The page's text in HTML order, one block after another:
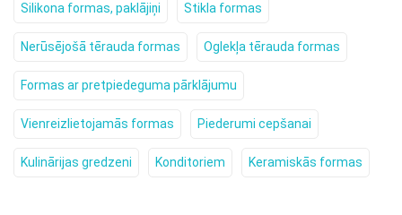
Silikona formas, paklājiņi Stikla formas
Nerūsējošā tērauda formas Oglekļa tērauda formas
Formas ar pretpiedeguma pārklājumu
Vienreizlietojamās formas Piederumi cepšanai
Kulinārijas gredzeni Konditoriem Keramiskās formas